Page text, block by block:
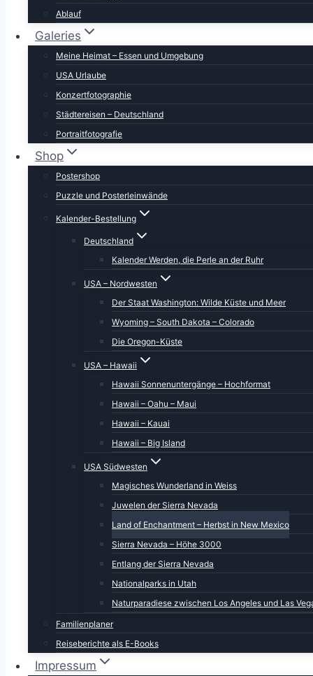
Ablauf
Galeries
Meine Heimat – Essen und Umgebung
USA Urlaube
Konzertfotographie
Städtereisen – Deutschland
Portraitfotografie
Shop
Postershop
Puzzle und Posterleinwände
Kalender-Bestellung
Deutschland
Kalender Werden, die Perle an der Ruhr
USA – Nordwesten
Der Staat Washington: Wilde Küste und Meer
Wyoming – South Dakota – Colorado
Die Oregon-Küste
USA – Hawaii
Hawaii Sonnenuntergänge – Hochformat
Hawaii – Oahu – Maui
Hawaii – Kauai
Hawaii – Big Island
USA Südwesten
Magisches Wunderland in Weiss
Juwelen der Sierra Nevada
Land of Enchantment – Herbst in New Mexico
Sierra Nevada – Höhe 3000
Entlang der Sierra Nevada
Nationalparks in Utah
Naturparadiese zwischen Los Angeles und Las
Familienplaner
Reiseberichte als E-Books
Impressum
Entdecken Sie die Magie des Herbstes im “Land
die atemberaubende Landschaft und die Flora
Ihnen ein Gefühl von Freiheit und Abenteuer
Landschaft Neu Mexikos erleben möchten.
Der Kalender ist eine wunderbare Ergänzung für
Kunstwerk, sondern auch die hochwertige
Mexikos erleben möchte. Nehmen Sie die Magie
Traum und erleben Sie einzigartige Momente.
Direkter Link zur Bestellung beiAmazonund im
Format DIN A2 Premium Wand: 9783457415894
Format DIN A2 Wand: 9783457552018
Format DIN A3 Wand: 9783457552377
Format DIN A4 Wand: 9783457552704
Format DIN A5 Tisch: 9783457551660
Als Familienkalender hier bestellen